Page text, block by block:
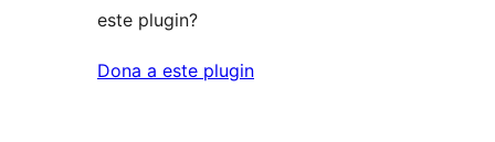
este plugin?
Dona a este plugin